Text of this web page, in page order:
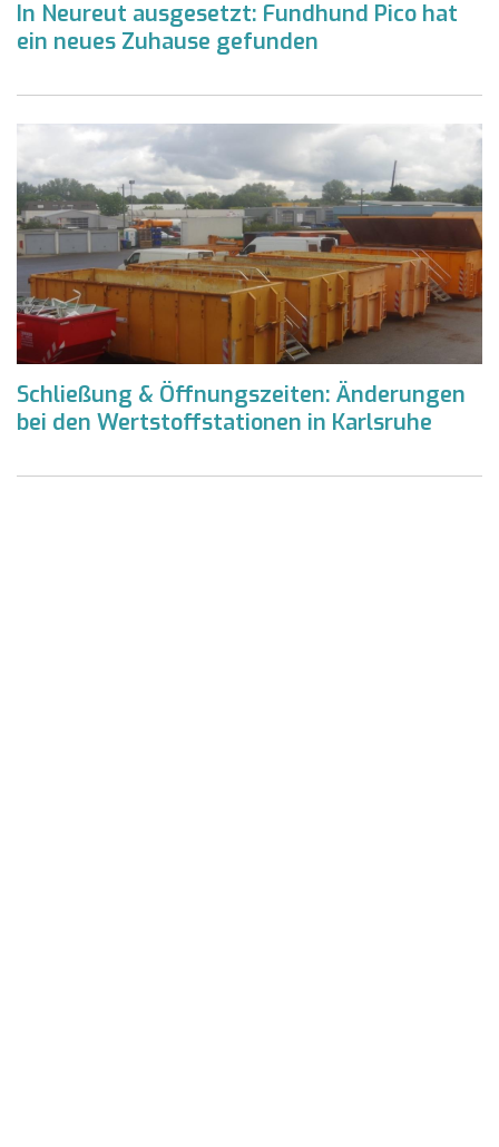
In Neureut ausgesetzt: Fundhund Pico hat
ein neues Zuhause gefunden
Schließung & Öffnungszeiten: Änderungen
bei den Wertstoffstationen in Karlsruhe